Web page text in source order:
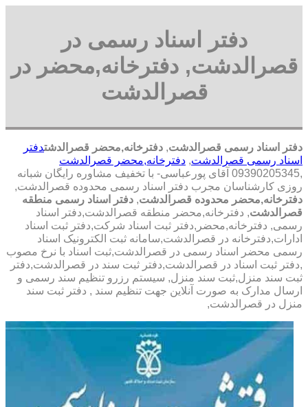
دفتر اسناد رسمی در
قصرالدشت, دفترخانه,محضر در
قصرالدشت
دفتر اسناد رسمی قصرالدشت, دفترخانه,محضر قصرالدشتدفتر
اسناد رسمی قصرالدشت, دفترخانه,محضر قصرالدشت
,09390205345 آقای پورعباسی- با تخفیف مشاوره رايگان شبانه
روزی کارشناسان مجرب دفتر اسناد رسمی محدوده قصرالدشت,
دفترخانه,محضر محدوده قصرالدشت, دفتر اسناد رسمی منطقه
قصرالدشت, دفترخانه,محضر منطقه قصرالدشت,دفتر اسناد
رسمی, دفترخانه,محضر,دفتر ثبت اسناد شرکت,دفتر ثبت اسناد
ادارات,دفترخانه در قصرالدشت,سامانه ثبت الکترونیک اسناد
رسمی محضر اسناد رسمی در قصرالدشت,ثبت اسناد با نرخ مصوب
,دفتر ثبت اسناد در قصرالدشت,دفتر ثبت سند در قصرالدشت,دفتر
ثبت سند منزل,ثبت سند منزل, سیستم رزرو تنظیم سند رسمی و
ارسال مدارک به صورت آنلاین جهت تنظیم سند , دفتر ثبت سند
منزل در قصرالدشت,